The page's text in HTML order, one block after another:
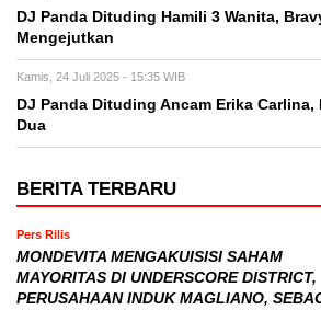
DJ Panda Dituding Hamili 3 Wanita,
Mengejutkan
Kamis, 24 Juli 2025 - 15:35 WIB
DJ Panda Dituding Ancam Erika Carlina,
Dua
BERITA TERBARU
Pers Rilis
MONDEVITA MENGAKUISISI SAHAM
MAYORITAS DI UNDERSCORE DISTRICT,
PERUSAHAAN INDUK MAGLIANO,